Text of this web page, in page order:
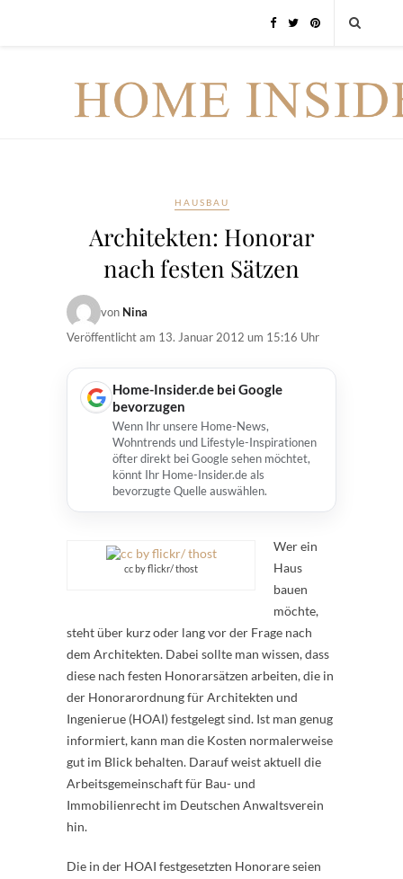
HAUSBAU
Architekten: Honorar
nach festen Sätzen
von Nina
Veröffentlicht am 13. Januar 2012 um 15:16 Uhr
Home-Insider.de bei Google
bevorzugen
Wenn Ihr unsere Home-News,
Wohntrends und Lifestyle-Inspirationen
öfter direkt bei Google sehen möchtet,
könnt Ihr Home-Insider.de als
bevorzugte Quelle auswählen.
cc by flickr/ thost
Wer ein
Haus
bauen
möchte,
steht über kurz oder lang vor der Frage nach
dem Architekten. Dabei sollte man wissen, dass
diese nach festen Honorarsätzen arbeiten, die in
der Honorarordnung für Architekten und
Ingenierue (HOAI) festgelegt sind. Ist man genug
informiert, kann man die Kosten normalerweise
gut im Blick behalten. Darauf weist aktuell die
Arbeitsgemeinschaft für Bau- und
Immobilienrecht im Deutschen Anwaltsverein
hin.
Die in der HOAI festgesetzten Honorare seien